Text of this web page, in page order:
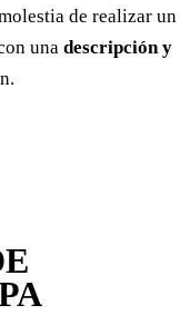
de realizar un
una descripción y